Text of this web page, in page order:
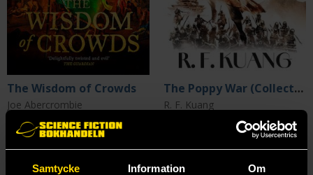
Samtycke Information Om
The Wisdom of Crowds
Joe Abercrombie
199 kr
Beställ
The Poppy War (Collector’s Edition)
R. F. Kuang